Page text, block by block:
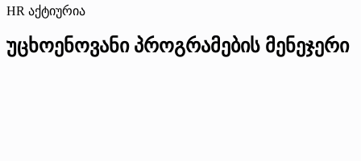
HR აქტიურია
უცხოენოვანი პროგრამების მენეჯერი